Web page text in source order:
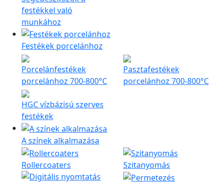
festékkel való
munkához
Festékek porcelánhoz
Porcelánfestékek
porcelánhoz 700-800°C
Pasztafestékek
porcelánhoz 700-800°C
HGC vízbázisú szerves
festékek
A színek alkalmazása
Rollercoaters Szitanyomás